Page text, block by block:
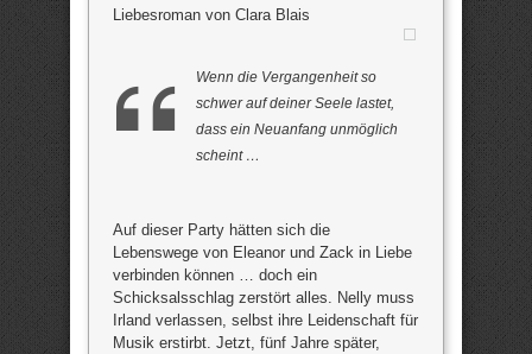
Liebesroman von Clara Blais
Wenn die Vergangenheit so
schwer auf deiner Seele lastet,
dass ein Neuanfang unmöglich
scheint …
Auf dieser Party hätten sich die
Lebenswege von Eleanor und Zack in Liebe
verbinden können … doch ein
Schicksalsschlag zerstört alles. Nelly muss
Irland verlassen, selbst ihre Leidenschaft für
Musik erstirbt. Jetzt, fünf Jahre später,